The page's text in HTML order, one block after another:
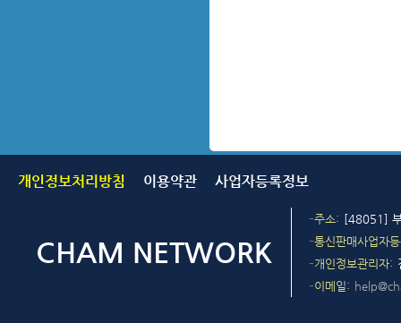
개인정보처리방침 이용약관 사업자등록정보
주소
[48051]
통신판매사업자
개인정보관리자
이메일